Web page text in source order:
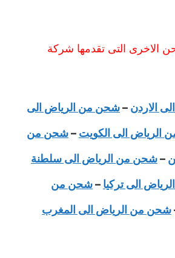
التى تقدمها شركة
الاردن–شحن من الرياض الى
الى الكويت–شحن من
–شحن من الرياض الى سلطنة
الى تركيا–شحن من
شحن من الرياض الى المغرب